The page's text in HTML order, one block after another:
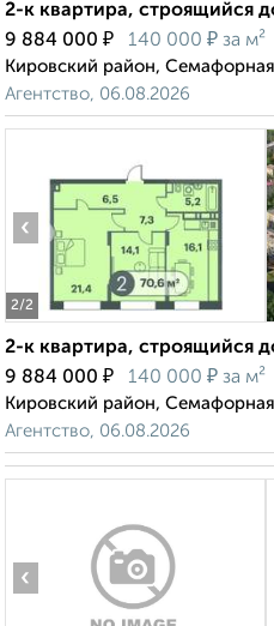
2-к квартира, строящийся
9 884 000 ₽ 140 000 ₽ за м²
Кировский район,
Агентство, 06.08.2026
2/2
‹
2-к квартира, строящийся
9 884 000 ₽ 140 000 ₽ за м²
Кировский район,
Агентство, 06.08.2026
‹